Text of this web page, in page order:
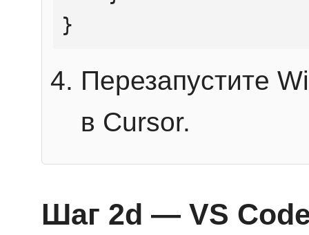
}
Перезапустите
в Cursor.
Шаг 2d — VS